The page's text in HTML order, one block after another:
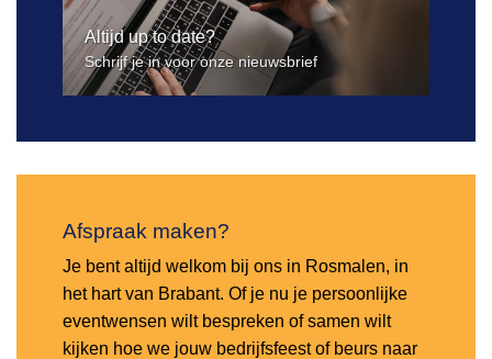
Altijd up to date?
Schrijf je in voor onze nieuwsbrief
Afspraak maken?
Je bent altijd welkom bij ons in Rosmalen, in
het hart van Brabant. Of je nu je persoonlijke
eventwensen wilt bespreken of samen wilt
kijken hoe we jouw bedrijfsfeest of beurs naar